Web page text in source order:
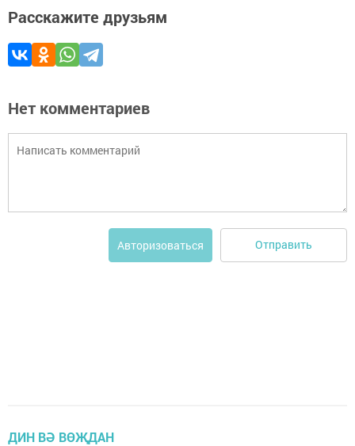
Расскажите друзьям
Нет комментариев
Авторизоваться Отправить
ДИН ВӘ ВӨҖДАН